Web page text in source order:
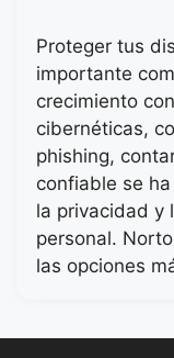
Proteger tus
importante
crecimiento
cibernéticas,
phishing,
confiable se
la privacidad y
personal.
las opciones